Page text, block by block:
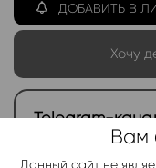
ДОБАВИТЬ В
Хочу
Telegram-
АктуальныеВам
Данный сайт не